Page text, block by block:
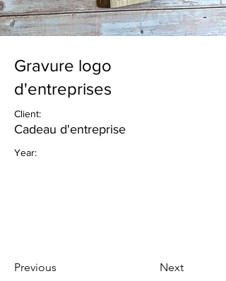
Gravure logo
d'entreprises
Client:
Cadeau d'entreprise
Year:
Previous Next